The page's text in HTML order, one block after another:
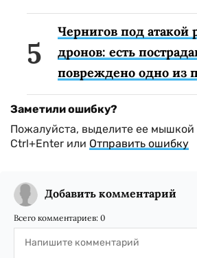
Чернигов под атакой
дронов: есть
повреждено одно из
Заметили ошибку?
Пожалуйста, выделите ее
Ctrl+Enter или Отправить ошибку
Добавить комментарий
Всего комментариев: 0